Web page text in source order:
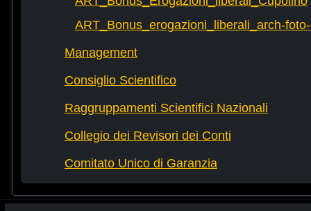
ART_Bonus_erogazioni_liberali_arch-
Management
Consiglio Scientifico
Raggruppamenti Scientifici Nazionali
Collegio dei Revisori dei Conti
Comitato Unico di Garanzia